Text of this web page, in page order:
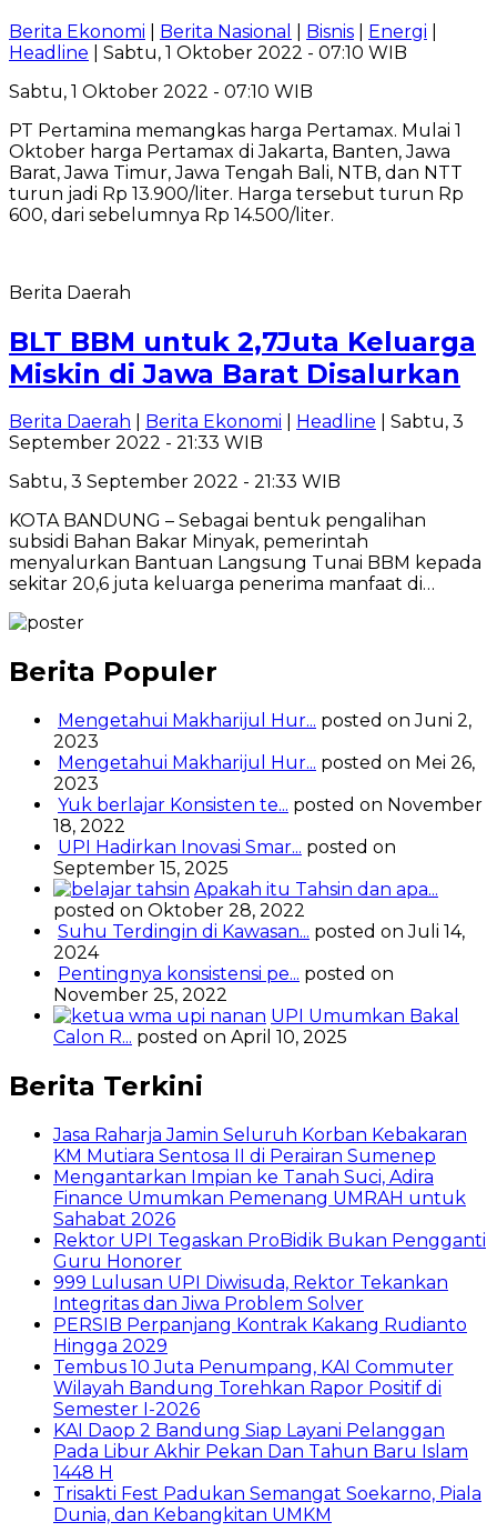
Berita Ekonomi Berita Nasional Bisnis Energi
Headline | Sabtu, 1 Oktober 2022 - 07:10 WIB
Sabtu, 1 Oktober 2022 - 07:10 WIB
PT Pertamina memangkas harga Pertamax. Mulai 1
Oktober harga Pertamax di Jakarta, Banten, Jawa
Barat, Jawa Timur, Jawa Tengah Bali, NTB, dan NTT
turun jadi Rp 13.900/liter. Harga tersebut turun Rp
600, dari sebelumnya Rp 14.500/liter.
Berita Daerah
BLT BBM untuk 2,7Juta Keluarga
Miskin di Jawa Barat Disalurkan
Berita Daerah Berita Ekonomi Headline | Sabtu, 3
September 2022 - 21:33 WIB
Sabtu, 3 September 2022 - 21:33 WIB
KOTA BANDUNG – Sebagai bentuk pengalihan
subsidi Bahan Bakar Minyak, pemerintah
menyalurkan Bantuan Langsung Tunai BBM kepada
sekitar 20,6 juta keluarga penerima manfaat di…
Berita Populer
Mengetahui Makharijul Hur... posted on Juni 2,
2023
Mengetahui Makharijul Hur... posted on Mei 26,
2023
Yuk berlajar Konsisten te... posted on November
18, 2022
UPI Hadirkan Inovasi Smar... posted on
September 15, 2025
Apakah itu Tahsin dan apa...
posted on Oktober 28, 2022
Suhu Terdingin di Kawasan... posted on Juli 14,
2024
Pentingnya konsistensi pe... posted on
November 25, 2022
UPI Umumkan Bakal
Calon R... posted on April 10, 2025
Berita Terkini
Jasa Raharja Jamin Seluruh Korban Kebakaran
KM Mutiara Sentosa II di Perairan Sumenep
Mengantarkan Impian ke Tanah Suci, Adira
Finance Umumkan Pemenang UMRAH untuk
Sahabat 2026
Rektor UPI Tegaskan ProBidik Bukan Pengganti
Guru Honorer
999 Lulusan UPI Diwisuda, Rektor Tekankan
Integritas dan Jiwa Problem Solver
PERSIB Perpanjang Kontrak Kakang Rudianto
Hingga 2029
Tembus 10 Juta Penumpang, KAI Commuter
Wilayah Bandung Torehkan Rapor Positif di
Semester I-2026
KAI Daop 2 Bandung Siap Layani Pelanggan
Pada Libur Akhir Pekan Dan Tahun Baru Islam
1448 H
Trisakti Fest Padukan Semangat Soekarno, Piala
Dunia, dan Kebangkitan UMKM